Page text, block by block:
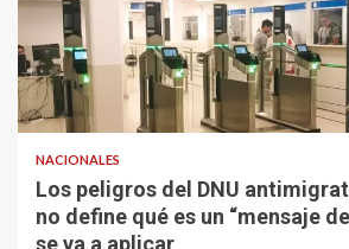
NACIONALES
Los peligros del DNU
no define qué es un “mensaje